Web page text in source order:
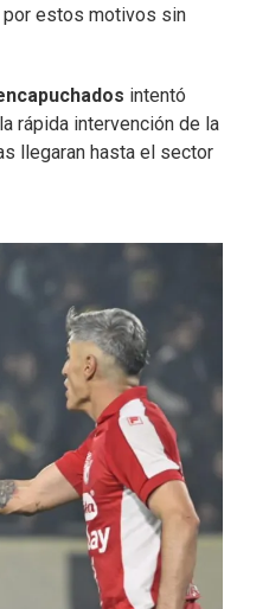
por estos motivos sin
intentó
rápida intervención de la
llegaran hasta el sector